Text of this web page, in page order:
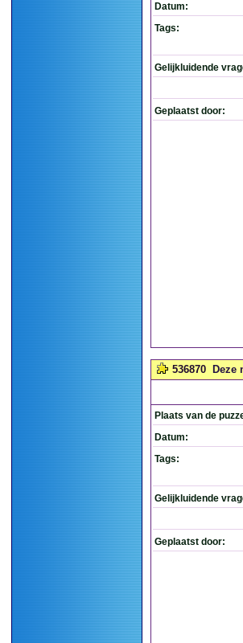
Datum:
Tags:
Gelijkluidende
Geplaatst door:
536870 Deze
Plaats van de
Datum:
Tags:
Gelijkluidende
Geplaatst door: